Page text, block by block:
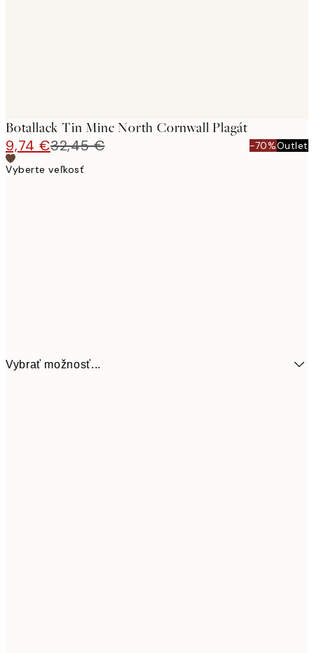
Botallack Tin Mine North Cornwall Plagát
9,74 €32,45 € -70%Outlet
Vyberte veľkosť
Vybrať možnosť...